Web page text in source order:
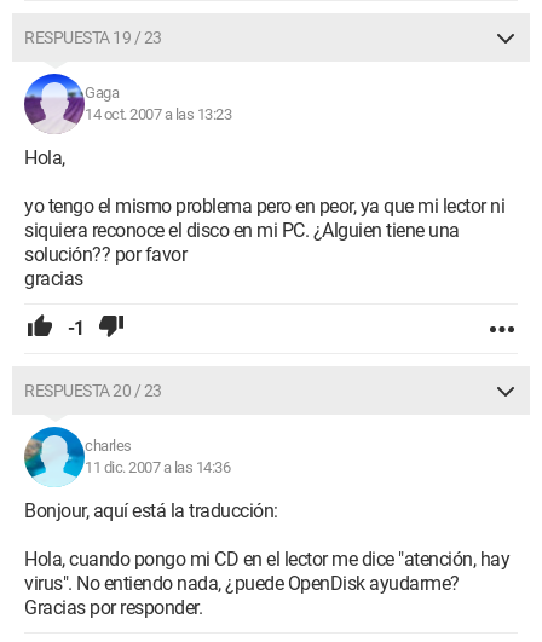
RESPUESTA 19 / 23
Gaga
14 oct. 2007 a las 13:23
Hola,
yo tengo el mismo problema pero en peor, ya que mi lector ni
siquiera reconoce el disco en mi PC. ¿Alguien tiene una
solución?? por favor
gracias
-1
RESPUESTA 20 / 23
charles
11 dic. 2007 a las 14:36
Bonjour, aquí está la traducción:
Hola, cuando pongo mi CD en el lector me dice "atención, hay
virus". No entiendo nada, ¿puede OpenDisk ayudarme?
Gracias por responder.